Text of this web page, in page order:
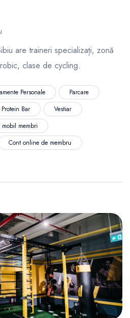
are traineri specializați, zonă
clase de cycling.
Personale
Parcare
Protein Bar
Vestiar
membri
Cont online de membru